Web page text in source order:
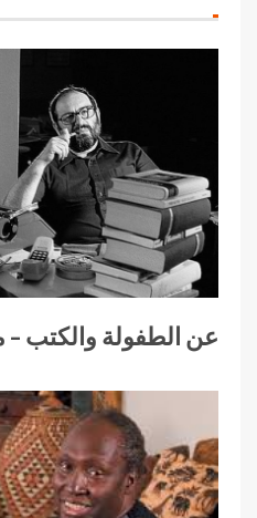
عن الطفولة والكتب –